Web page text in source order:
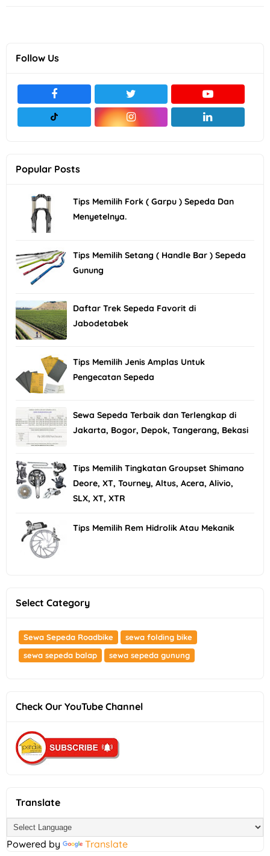
Follow Us
Popular Posts
Tips Memilih Fork ( Garpu ) Sepeda Dan
Menyetelnya.
Tips Memilih Setang ( Handle Bar ) Sepeda
Gunung
Daftar Trek Sepeda Favorit di
Jabodetabek
Tips Memilih Jenis Amplas Untuk
Pengecatan Sepeda
Sewa Sepeda Terbaik dan Terlengkap di
Jakarta, Bogor, Depok, Tangerang, Bekasi
Tips Memilih Tingkatan Groupset Shimano
Deore, XT, Tourney, Altus, Acera, Alivio,
SLX, XT, XTR
Tips Memilih Rem Hidrolik Atau Mekanik
Select Category
Sewa Sepeda Roadbike
sewa folding bike
sewa sepeda balap
sewa sepeda gunung
Check Our YouTube Channel
Translate
Powered by Translate